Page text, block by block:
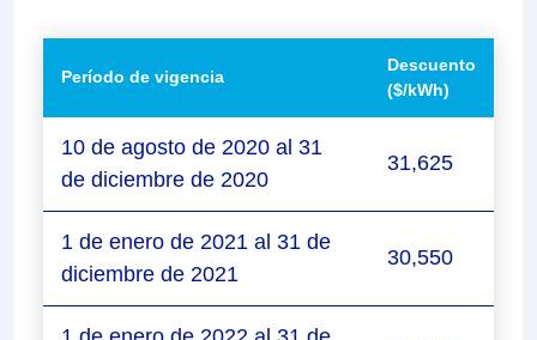
Período de vigencia
Descuento
($/kWh)
10 de agosto de 2020 al 31
de diciembre de 2020
31,625
1 de enero de 2021 al 31 de
diciembre de 2021
30,550